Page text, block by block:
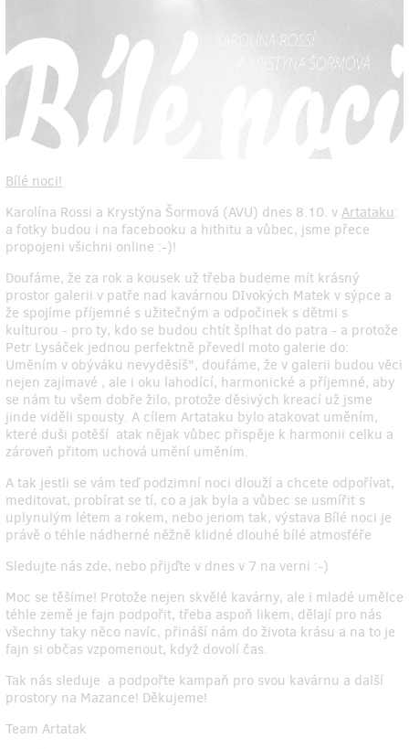
Bílé noci!
Karolína Rossi a Krystýna Šormová (AVU) dnes 8.10. v Artataku:
a fotky budou i na facebooku a hithitu a vůbec, jsme přece
propojeni všichni online :-)!
Doufáme, že za rok a kousek už třeba budeme mít krásný
prostor galerii v patře nad kavárnou DIvokých Matek v sýpce a
že spojíme příjemné s užitečným a odpočinek s dětmi s
kulturou - pro ty, kdo se budou chtít šplhat do patra - a protože
Petr Lysáček jednou perfektně převedl moto galerie do:
Uměním v obýváku nevyděsíš", doufáme, že v galerii budou věci
nejen zajímavé , ale i oku lahodící, harmonické a příjemné, aby
se nám tu všem dobře žilo, protože děsivých kreací už jsme
jinde viděli spousty. A cílem Artataku bylo atakovat uměním,
které duši potěší atak nějak vůbec přispěje k harmonii celku a
zároveň přitom uchová umění uměním.
A tak jestli se vám teď podzimní noci dlouží a chcete odpořívat,
meditovat, probírat se tí, co a jak byla a vůbec se usmířit s
uplynulým létem a rokem, nebo jenom tak, výstava Bílé noci je
právě o téhle nádherné něžně klidné dlouhé bílé atmosféře
Sledujte nás zde, nebo přijďte v dnes v 7 na verni :-)
Moc se těšíme! Protože nejen skvělé kavárny, ale i mladé umělce
téhle země je fajn podpořit, třeba aspoň likem, dělají pro nás
všechny taky něco navíc, přináší nám do života krásu a na to je
fajn si občas vzpomenout, když dovolí čas.
Tak nás sleduje a podpořte kampaň pro svou kavárnu a další
prostory na Mazance! Děkujeme!
Team Artatak